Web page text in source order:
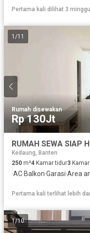
Pertama kali dilihat 3
1 /11
Rumah·disewakan
Rp 130Jt
Kedaung, Banten
250 m²4 Kamar tidur3
·AC·Balkon·Garasi·Area
Pertama kali terlihat lebih
1/10